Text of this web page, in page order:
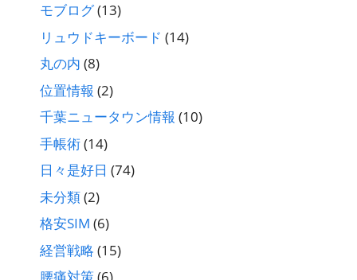
モブログ(13)
リュウドキーボード (14)
丸の内 (8)
位置情報 (2)
千葉ニュータウン情報 (10)
手帳術(14)
日々是好日 (74)
未分類(2)
格安SIM (6)
経営戦略 (15)